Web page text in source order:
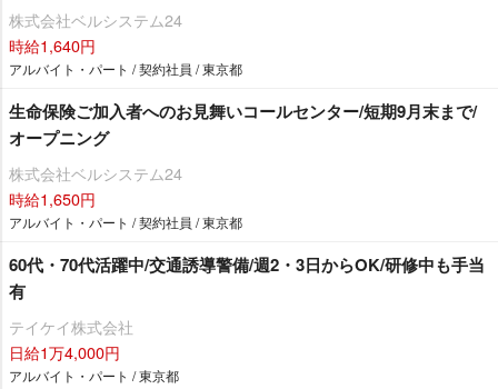
株式会社ベルシステム24
時給1,640円
アルバイト・パート / 契約社員 / 東京都
生命保険ご加入者へのお見舞いコールセンター/短期9月末まで/
オープニング
株式会社ベルシステム24
時給1,650円
アルバイト・パート / 契約社員 / 東京都
60代・70代活躍中/交通誘導警備/週2・3日からOK/研修中も手当
有
テイケイ株式会社
日給1万4,000円
アルバイト・パート / 東京都